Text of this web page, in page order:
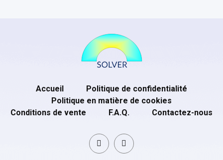
Accueil
Politique de confidentialité
Politique en matière de cookies
Conditions de vente
F.A.Q. Contactez-nous